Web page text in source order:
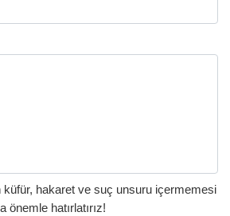
küfür, hakaret ve suç unsuru içermemesi
önemle hatırlatırız!